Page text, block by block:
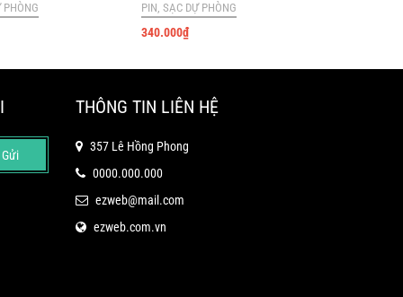
PHÒNG PIN, SẠC DỰ PHÒNG
340.000₫
Gửi
THÔNG TIN LIÊN HỆ
357 Lê Hồng Phong
0000.000.000
ezweb@mail.com
ezweb.com.vn